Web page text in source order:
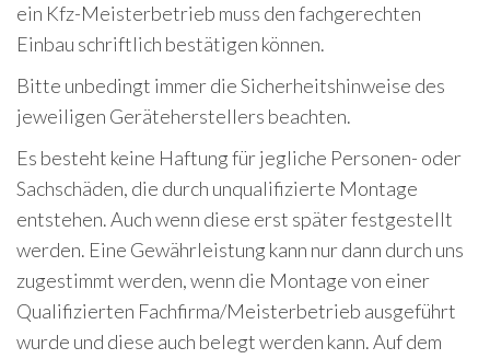
ein Kfz-Meisterbetrieb muss den fachgerechten
Einbau schriftlich bestätigen können.
Bitte unbedingt immer die Sicherheitshinweise des
jeweiligen Geräteherstellers beachten.
Es besteht keine Haftung für jegliche Personen- oder
Sachschäden, die durch unqualifizierte Montage
entstehen. Auch wenn diese erst später festgestellt
werden. Eine Gewährleistung kann nur dann durch uns
zugestimmt werden, wenn die Montage von einer
Qualifizierten Fachfirma/Meisterbetrieb ausgeführt
wurde und diese auch belegt werden kann. Auf dem